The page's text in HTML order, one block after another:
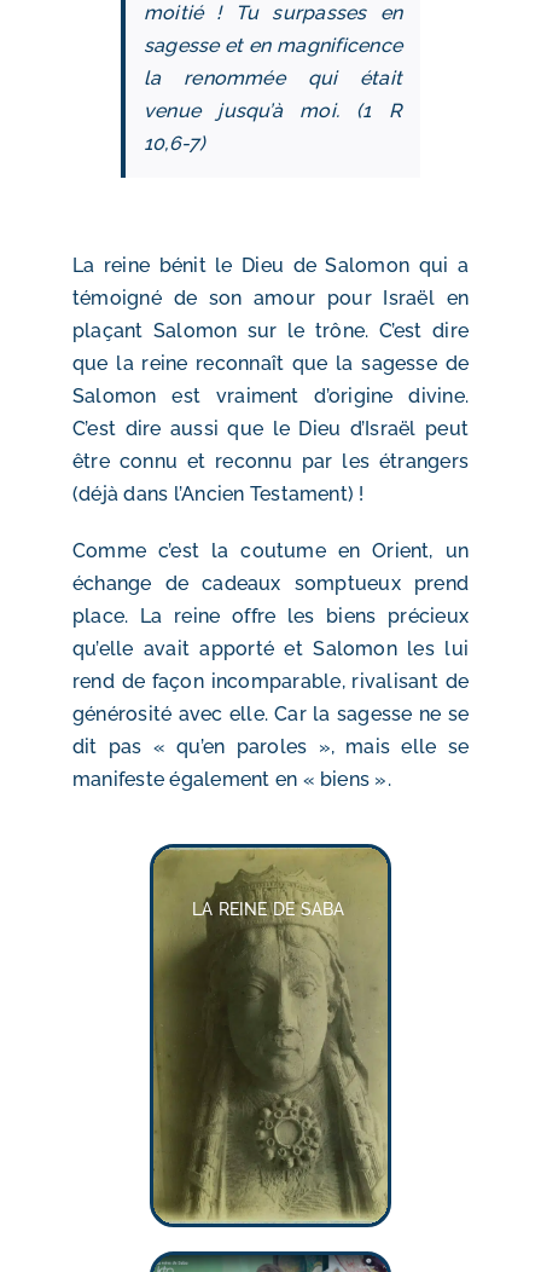
moitié ! Tu surpasses en
sagesse et en magnificence
la renommée qui était
venue jusqu’à moi. (1 R
10,6-7)
La reine bénit le Dieu de Salomon qui a
témoigné de son amour pour Israël en
plaçant Salomon sur le trône. C’est dire
que la reine reconnaît que la sagesse de
Salomon est vraiment d’origine divine.
C’est dire aussi que le Dieu d’Israël peut
être connu et reconnu par les étrangers
(déjà dans l’Ancien Testament) !
Comme c’est la coutume en Orient, un
échange de cadeaux somptueux prend
place. La reine offre les biens précieux
qu’elle avait apporté et Salomon les lui
rend de façon incomparable, rivalisant de
générosité avec elle. Car la sagesse ne se
dit pas « qu’en paroles », mais elle se
manifeste également en « biens ».
LA REINE DE SABA